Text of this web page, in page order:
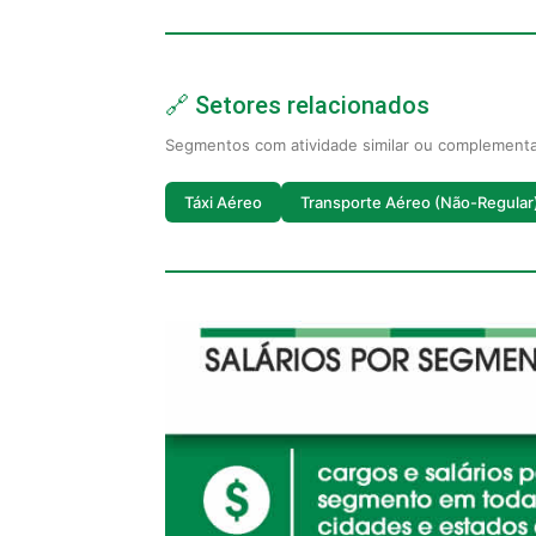
🔗 Setores relacionados
Segmentos com atividade similar ou
Táxi Aéreo Transporte Aéreo (Não-